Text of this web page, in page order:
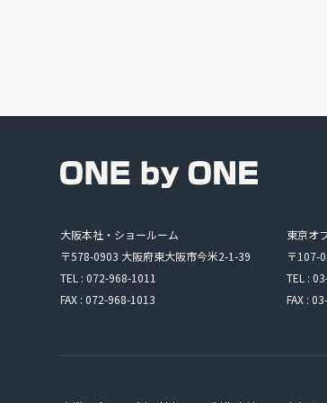
大阪本社・ショールーム
〒578-0903 大阪府東大阪市今米2-1-39
TEL : 072-968-1011
FAX : 072-968-1013
東京オ
〒107-
TEL :
FAX :